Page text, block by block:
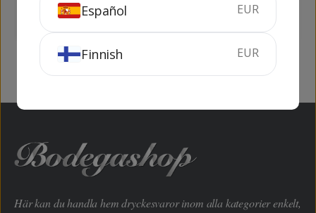
Här kan du handla hem dryckesvaror inom alla kategorier enkelt,
Español EUR
Finnish EUR